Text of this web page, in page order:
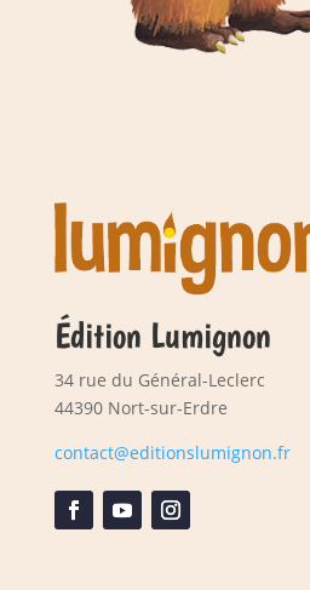
Édition Lumignon
34 rue du Général-Leclerc
44390 Nort-sur-Erdre
contact@editionslumignon.fr